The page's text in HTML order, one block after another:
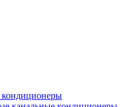
кондиционеры